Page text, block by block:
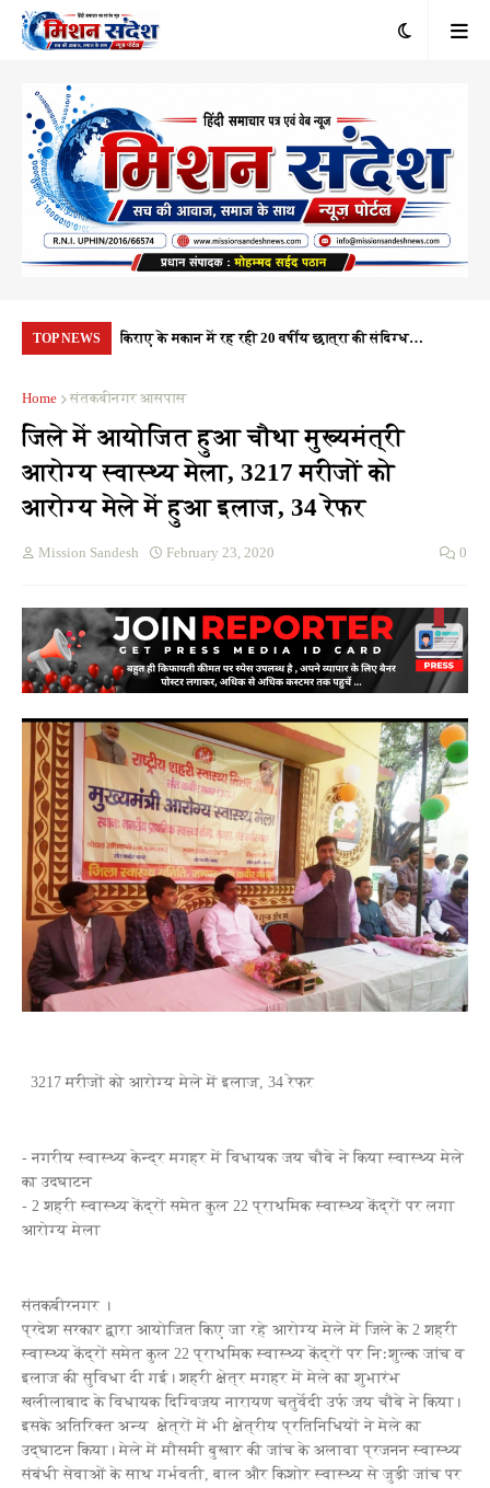
TOP NEWS
1.10 करोड़
किराए के मकान में रह रही 20 वर्षीय छात्रा की संदिग्ध
Home
संतकबीनगर आसपास
जिले में आयोजित हुआ चौथा मुख्यमंत्री
आरोग्य स्वास्थ्य मेला, 3217 मरीजों को
आरोग्‍य मेले में हुआ इलाज, 34 रेफर
Mission Sandesh February 23, 2020 0
3217 मरीजों को आरोग्‍य मेले में इलाज, 34 रेफर
- नगरीय स्‍वास्‍थ्‍य केन्‍द्र मगहर में विधायक जय चौबे ने किया स्‍वास्‍थ्‍य मेले
का उदघाटन
- 2 शहरी स्वास्थ्य केंद्रों समेत कुल 22 प्राथमिक स्वास्थ्य केंद्रों पर लगा
आरोग्‍य मेला
संतकबीरनगर ।
प्रदेश सरकार द्वारा आयोजित किए जा रहे आरोग्य मेले में जिले के 2 शहरी
स्वास्थ्य केंद्रों समेत कुल 22 प्राथमिक स्वास्थ्य केंद्रों पर निःशुल्क जांच व
इलाज की सुविधा दी गई। शहरी क्षेत्र मगहर में मेले का शुभारंभ
खलीलाबाद के विधायक दिग्विजय नारायण चतुर्वेदी उर्फ जय चौबे ने किया।
इसके अतिरिक्‍त अन्‍य क्षेत्रों में भी क्षेत्रीय प्रतिनिधियों ने मेले का
उद्घाटन किया। मेले में मौसमी बुखार की जांच के अलावा प्रजनन स्वास्थ्य
संबंधी सेवाओं के साथ गर्भवती, बाल और किशोर स्वास्थ्य से जुड़ी जांच पर